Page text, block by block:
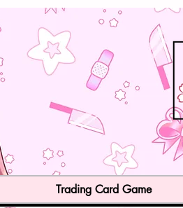
Trading Card Game